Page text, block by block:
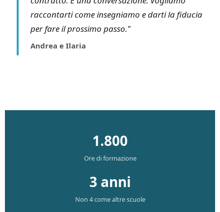
raccontarti come insegniamo e darti la fiducia
per fare il prossimo passo."
Andrea e Ilaria
1.800
Ore di formazione
3 anni
Non 4 come altre scuole